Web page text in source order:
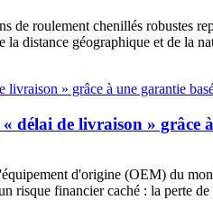
roulement chenillés robustes
la distance géographique et de la
délai de livraison » grâce
d'origine (OEM) du
risque financier caché : la perte